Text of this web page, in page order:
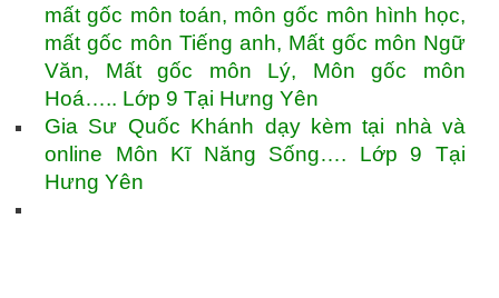
mất gốc môn toán, môn gốc môn hình học,
mất gốc môn Tiếng anh, Mất gốc môn Ngữ
Văn, Mất gốc môn Lý, Môn gốc môn
Hoá….. Lớp 9 Tại Hưng Yên
Gia Sư Quốc Khánh dạy kèm tại nhà và
online Môn Kĩ Năng Sống…. Lớp 9 Tại
Hưng Yên